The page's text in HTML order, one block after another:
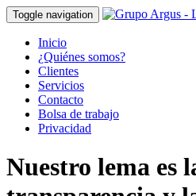
Toggle navigation
Inicio
¿Quiénes somos?
Clientes
Servicios
Contacto
Bolsa de trabajo
Privacidad
Nuestro lema es